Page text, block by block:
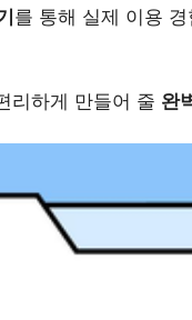
를 통해 실제 이용
리하게 만들어 줄 완